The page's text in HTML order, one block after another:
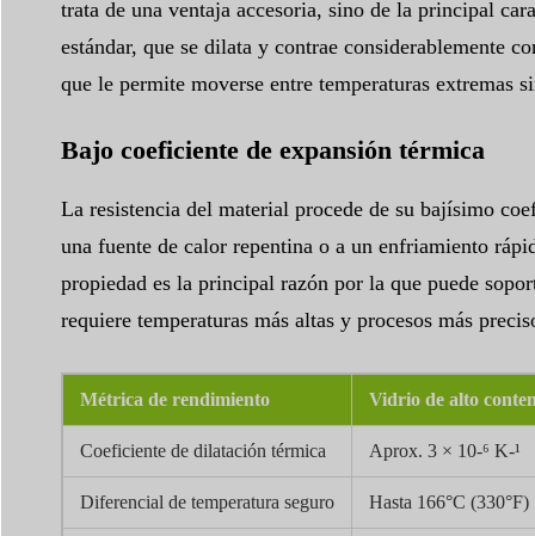
trata de una ventaja accesoria, sino de la principal
estándar, que se dilata y contrae considerablemente
que le permite moverse entre temperaturas
Bajo coeficiente de expansión térmica
La resistencia del material procede de su bajísimo
una fuente de calor repentina o a un enfriamiento
propiedad es la principal razón por la que puede
requiere temperaturas más altas y procesos más
Métrica de rendimiento Vidrio de alto
Coeficiente de dilatación térmica Aprox. 3 × 10-⁶ K-¹
Diferencial de temperatura seguro Hasta 166°C (330°F)